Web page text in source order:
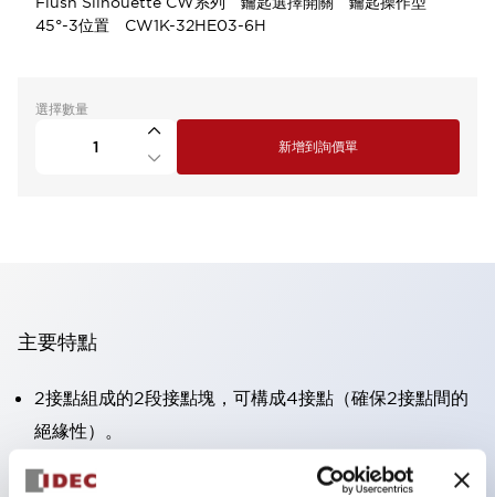
45°-3位置 CW1K-32HE03-6H
選擇數量
新增到詢價單
主要特點
2接點組成的2段接點塊，可構成4接點（確保2接點間的
絕緣性）。
面板深度39.9mm（※11段接點塊）、59.9mm（※22段